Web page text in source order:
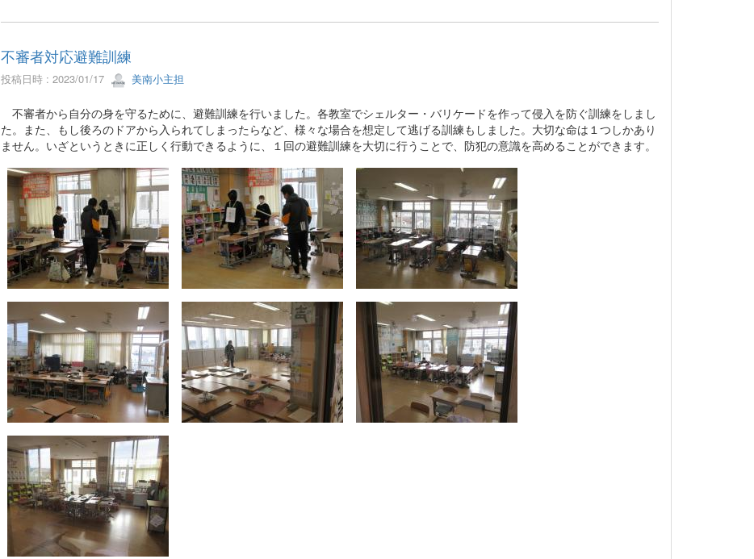
不審者対応避難訓練
投稿日時 : 2023/01/17 美南小主担
不審者から自分の身を守るために、避難訓練を行いました。各教室でシェルター・バリケードを作って侵入を防ぐ訓練をしまし
た。また、もし後ろのドアから入られてしまったらなど、様々な場合を想定して逃げる訓練もしました。大切な命は１つしかあり
ません。いざというときに正しく行動できるように、１回の避難訓練を大切に行うことで、防犯の意識を高めることができます。